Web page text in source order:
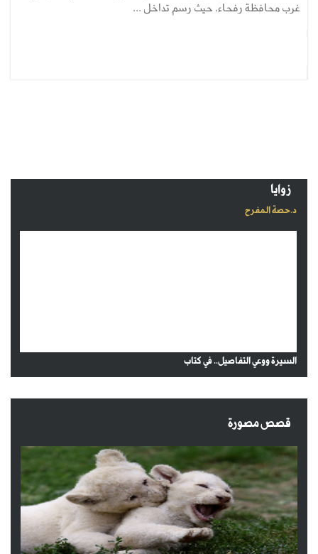
غرب محافظة رفحاء، حيث رسم تداخل ...
زوايا
د.حصة المفرح
السيرة ووعي التفاصيل.. في كتاب
قصص مصورة